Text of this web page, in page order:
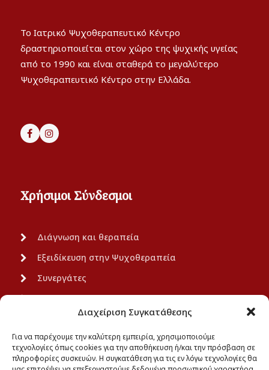
Διαχείριση Συγκατάθεσης
Για να παρέχουμε την καλύτερη εμπειρία, χρησιμοποιούμε
τεχνολογίες όπως cookies για την αποθήκευση ή/και την πρόσβαση σε
πληροφορίες συσκευών. Η συγκατάθεση για τις εν λόγω τεχνολογίες θα
Το Ιατρικό Ψυχοθεραπευτικό Κέντρο
δραστηριοποιείται στον χώρο της ψυχικής υγείας
από το 1990 και είναι σταθερά το μεγαλύτερο
Ψυχοθεραπευτικό Κέντρο στην Ελλάδα.
Χρήσιμοι Σύνδεσμοι
Διάγνωση και θεραπεία
Εξειδίκευση στην Ψυχοθεραπεία
Συνεργάτες
Ανακοινώσεις
Πολιτική Απορρήτου